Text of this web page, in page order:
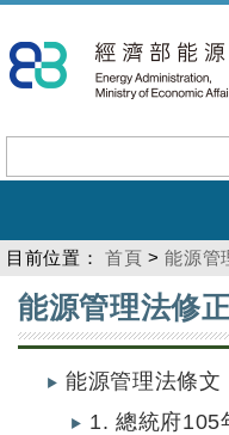
到
主
內
容
目前位置： 首頁 >能源管
:::
能源管理法修
能源管理法條文
1. 總統府105